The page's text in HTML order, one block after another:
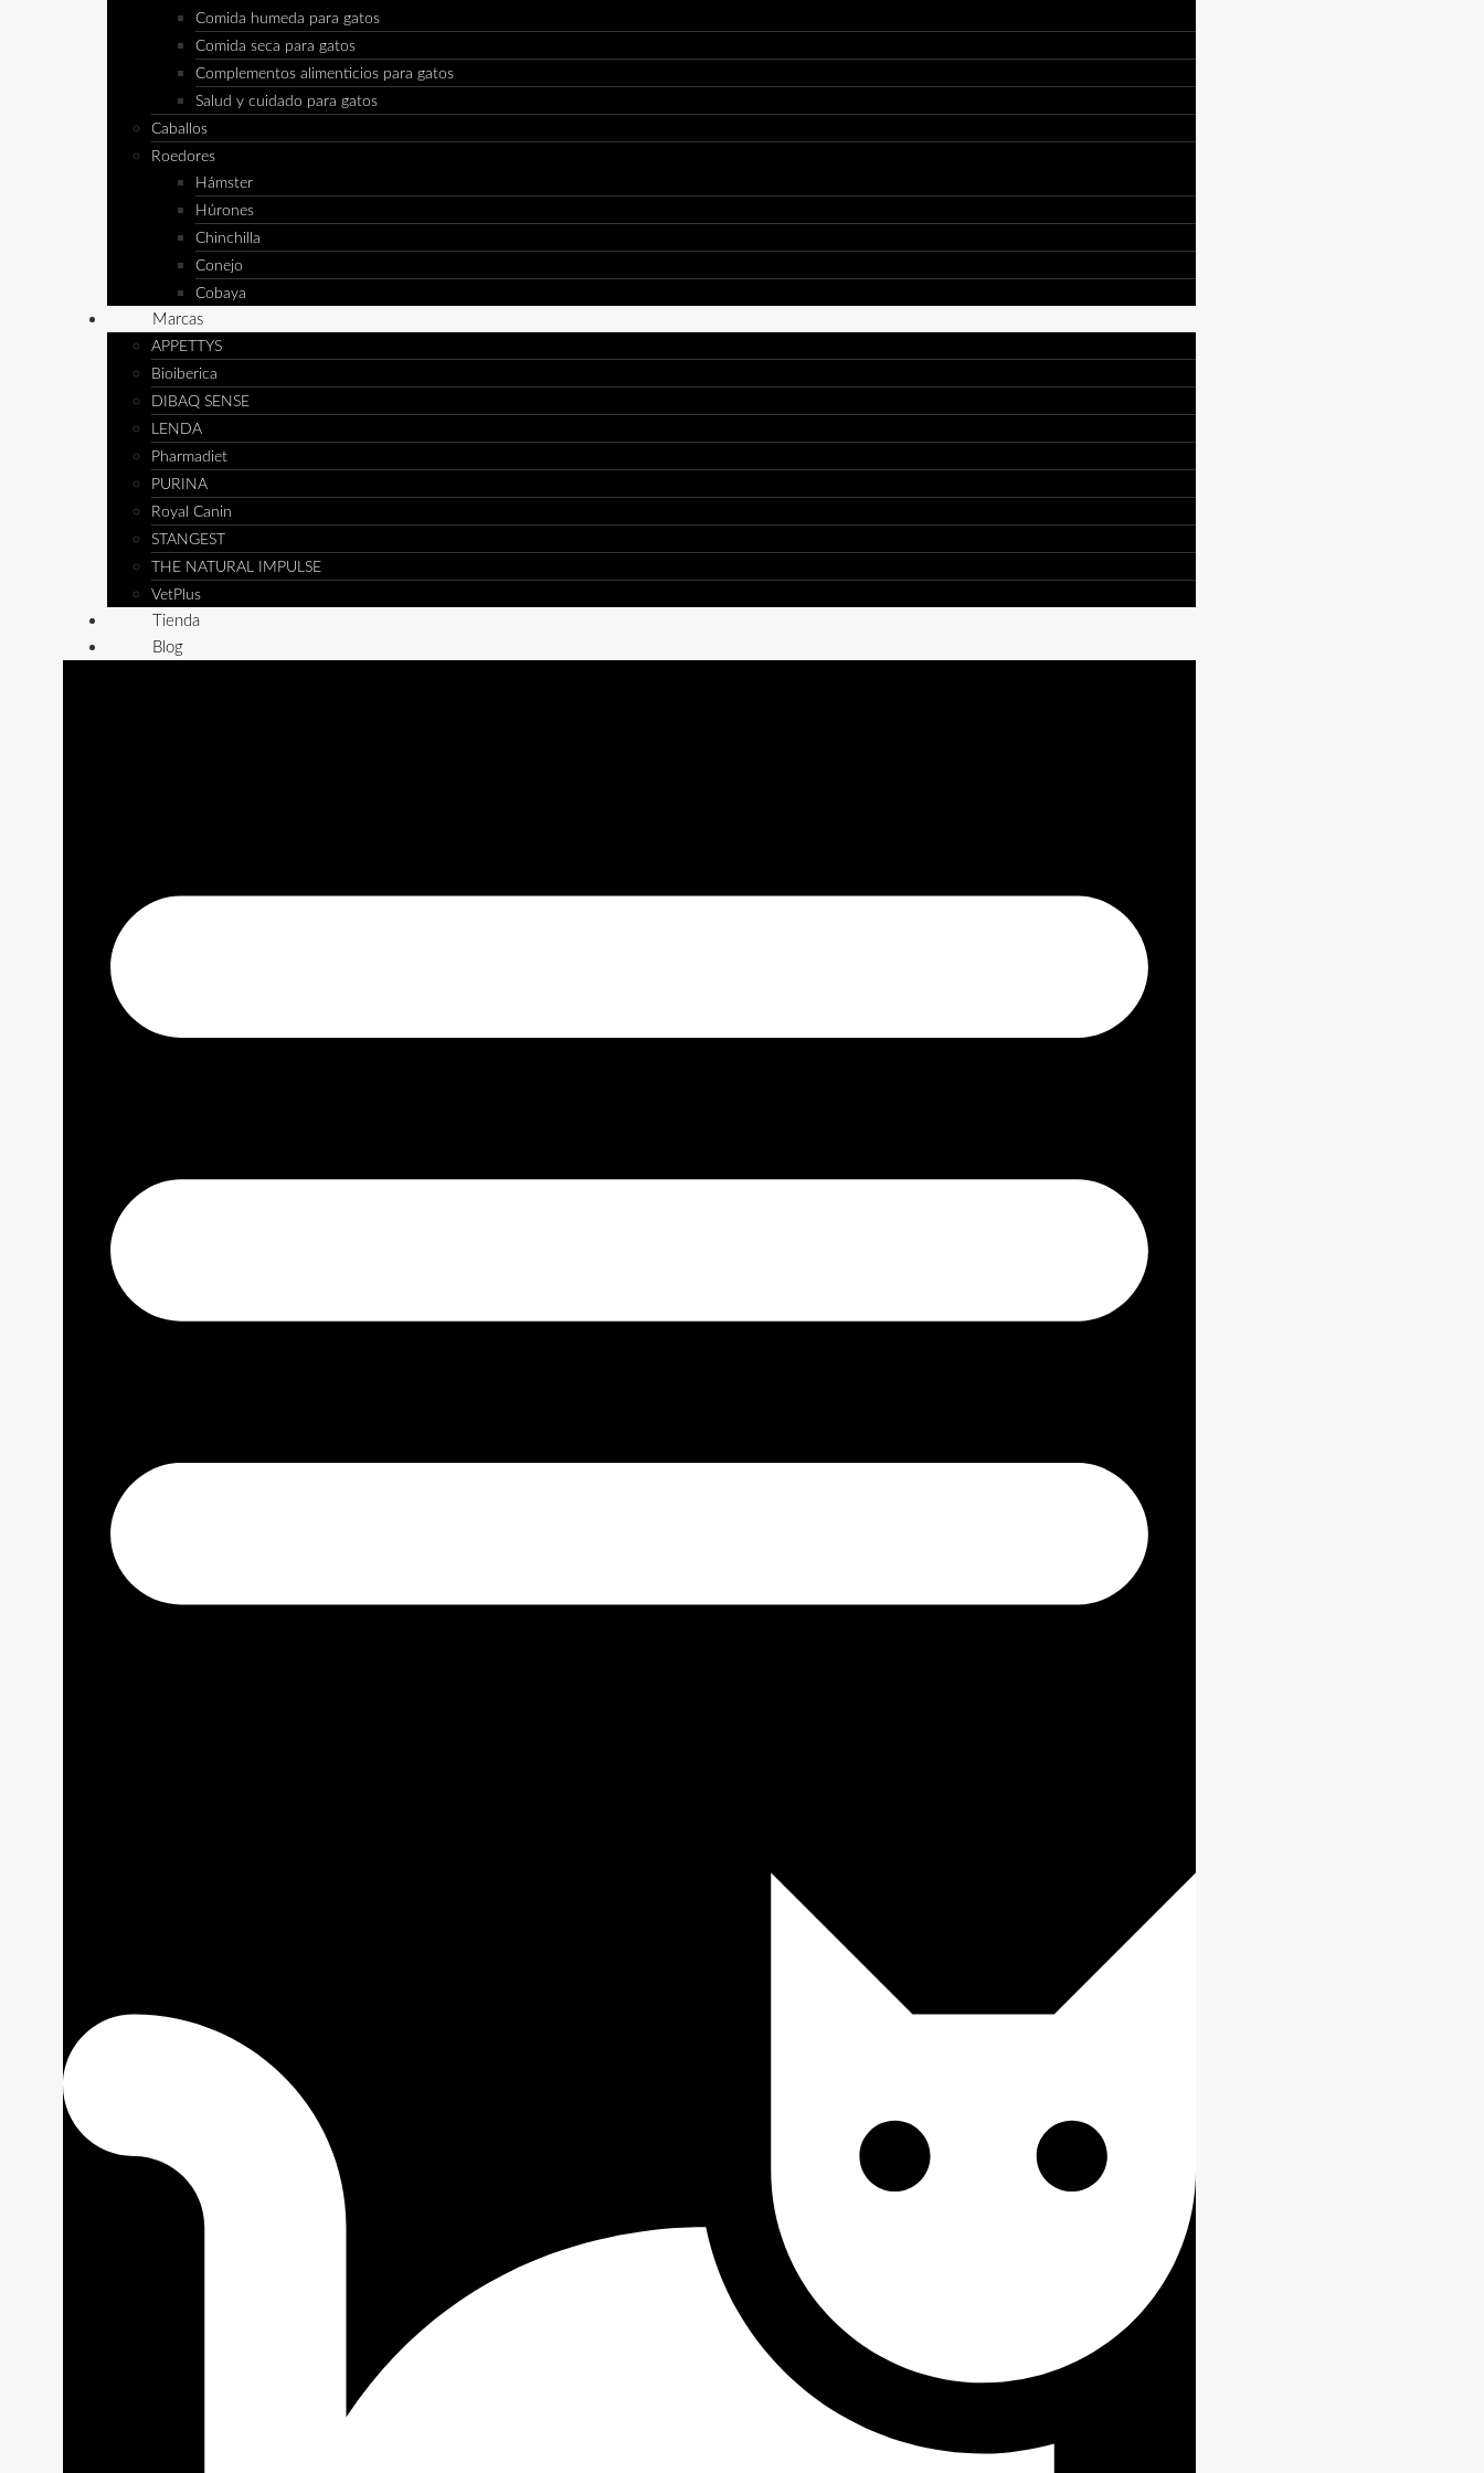
Comida humeda para gatos
Comida seca para gatos
Complementos alimenticios para gatos
Salud y cuidado para gatos
Caballos
Roedores
Hámster
Húrones
Chinchilla
Conejo
Cobaya
Marcas
APPETTYS
Bioiberica
DIBAQ SENSE
LENDA
Pharmadiet
PURINA
Royal Canin
STANGEST
THE NATURAL IMPULSE
VetPlus
Tienda
Blog